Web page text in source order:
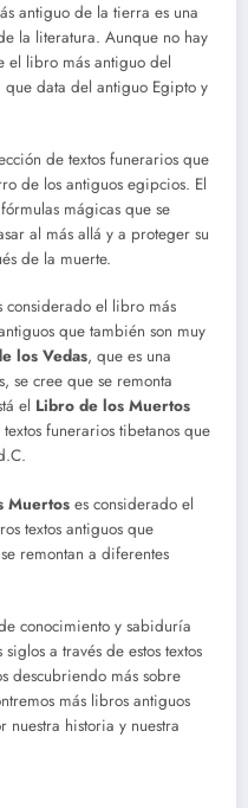
antiguo de la tierra es una
la literatura. Aunque no hay
el libro más antiguo del
que data del antiguo Egipto y
de textos funerarios que
de los antiguos egipcios. El
mágicas que se
al más allá y a proteger su
de la muerte.
considerado el libro más
que también son muy
los Vedas, que es una
se cree que se remonta
el Libro de los Muertos
funerarios tibetanos que
Muertos es considerado el
textos antiguos que
remontan a diferentes
conocimiento y sabiduría
a través de estos textos
descubriendo más sobre
más libros antiguos
historia y nuestra